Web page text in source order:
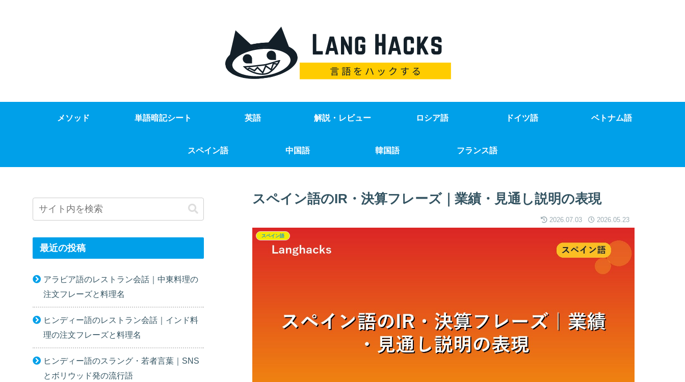
メソッド 単語暗記シート 英語 解説・レビュー ロシア語 ドイツ語 ベトナム語
スペイン語 中国語 韓国語 フランス語
スペイン語のIR・決算フレーズ｜業績・見通し説明の表現
2026.07.03 2026.05.23
スペイン語
最近の投稿
アラビア語のレストラン会話｜中東料理の
注文フレーズと料理名
ヒンディー語のレストラン会話｜インド料
理の注文フレーズと料理名
ヒンディー語のスラング・若者言葉｜SNS
とボリウッド発の流行語